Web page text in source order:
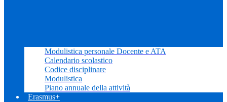
Modulistica personale Docente e ATA
Calendario scolastico
Codice disciplinare
Modulistica
Piano annuale della attività
Erasmus+